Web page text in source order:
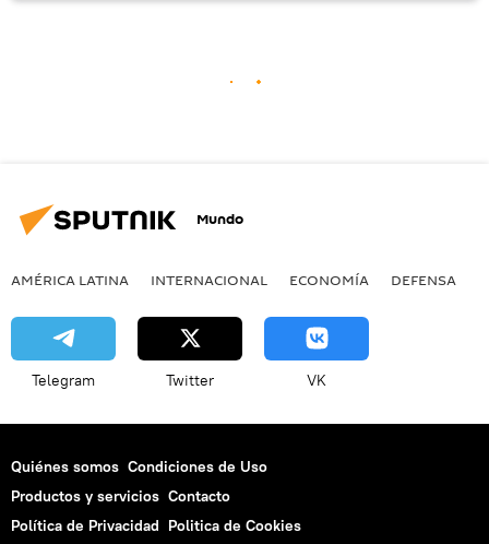
Mundo
AMÉRICA LATINA INTERNACIONAL ECONOMÍA DEFENSA
Telegram Twitter VK
Quiénes somos Condiciones de Uso
Productos y servicios Contacto
Política de Privacidad Politica de Cookies